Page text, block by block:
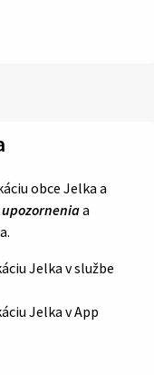
obce Jelka a
upozorneniaa